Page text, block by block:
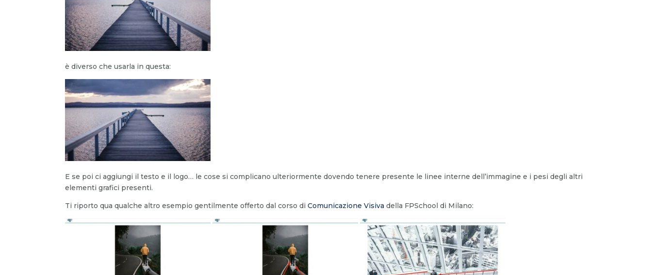
è diverso che usarla in questa:
E se poi ci aggiungi il testo e il logo… le cose si complicano ulteriormente dovendo tenere presente le linee interne dell’immagine e i pesi degli altri
elementi grafici presenti.
Ti riporto qua qualche altro esempio gentilmente offerto dal corso diComunicazione Visiva della FPSchool di Milano: